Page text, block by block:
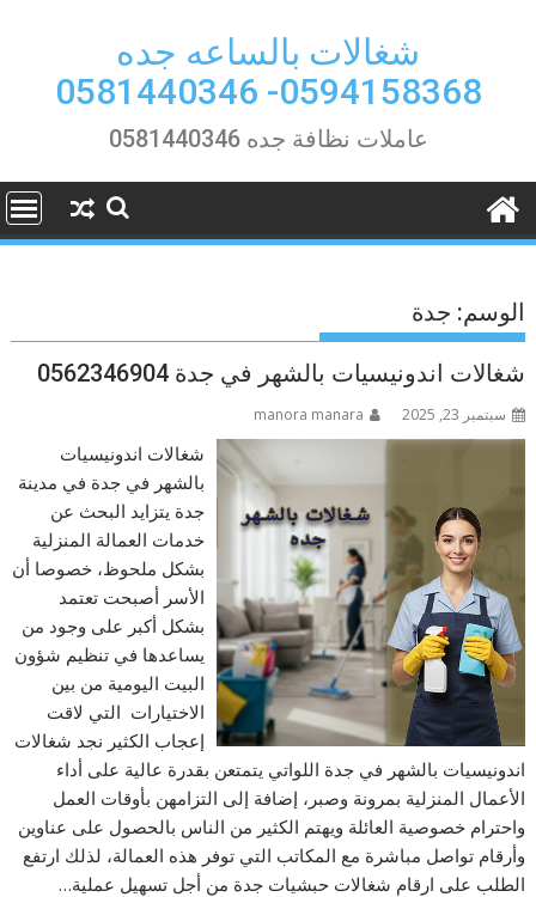
شغالات بالساعه جده
0594158368- 0581440346
عاملات نظافة جده 0581440346
الوسم: جدة
شغالات اندونيسيات بالشهر في جدة 0562346904
سبتمبر 23, 2025 manora manara
شغالات اندونيسيات
بالشهر في جدة في مدينة
جدة يتزايد البحث عن
خدمات العمالة المنزلية
بشكل ملحوظ، خصوصا أن
الأسر أصبحت تعتمد
بشكل أكبر على وجود من
يساعدها في تنظيم شؤون
البيت اليومية من بين
الاختيارات التي لاقت
إعجاب الكثير نجد شغالات
اندونيسيات بالشهر في جدة اللواتي يتمتعن بقدرة عالية على أداء
الأعمال المنزلية بمرونة وصبر، إضافة إلى التزامهن بأوقات العمل
واحترام خصوصية العائلة ويهتم الكثير من الناس بالحصول على عناوين
وأرقام تواصل مباشرة مع المكاتب التي توفر هذه العمالة، لذلك ارتفع
الطلب على ارقام شغالات حبشيات جدة من أجل تسهيل عملية…